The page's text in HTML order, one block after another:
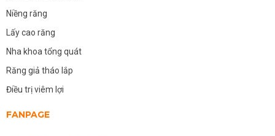
Niềng răng
Lấy cao răng
Nha khoa tổng quát
Răng giả tháo lắp
Điều trị viêm lợi
FANPAGE